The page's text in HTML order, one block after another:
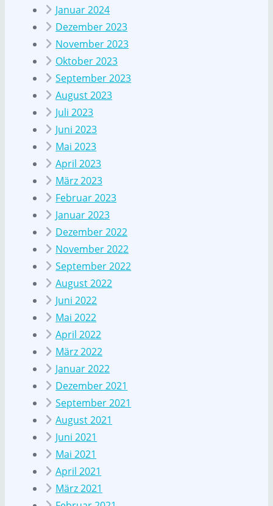
Januar 2024
Dezember 2023
November 2023
Oktober 2023
September 2023
August 2023
Juli 2023
Juni 2023
Mai 2023
April 2023
März 2023
Februar 2023
Januar 2023
Dezember 2022
November 2022
September 2022
August 2022
Juni 2022
Mai 2022
April 2022
März 2022
Januar 2022
Dezember 2021
September 2021
August 2021
Juni 2021
Mai 2021
April 2021
März 2021